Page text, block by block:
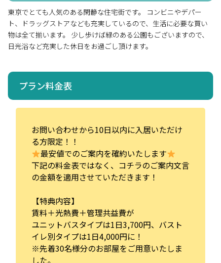
東京でとても人気のある閑静な住宅街です。 コンビニやデパー
ト、ドラッグストアなども充実しているので、生活に必要な買い
物は全て揃います。 少し歩けば緑のある公園もございますので、
日光浴など充実した休日をお過ごし頂けます。
プラン料金表
お問い合わせから10日以内に入居いただけ
る方限定！！
最安値でのご案内を確約いたします
下記の料金表ではなく、コチラのご案内文言
の金額を適用させていただきます！
【特典内容】
賃料＋光熱費＋管理共益費が
ユニットバスタイプは1日3,700円、バスト
イレ別タイプは1日4,000円に！
※先着30名様分のお部屋をご用意いたしま
した。